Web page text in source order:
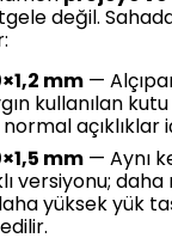
değil.
mm —
kullanılan
açıklıklar
mm — Aynı
versiyonu;
yüksek yük